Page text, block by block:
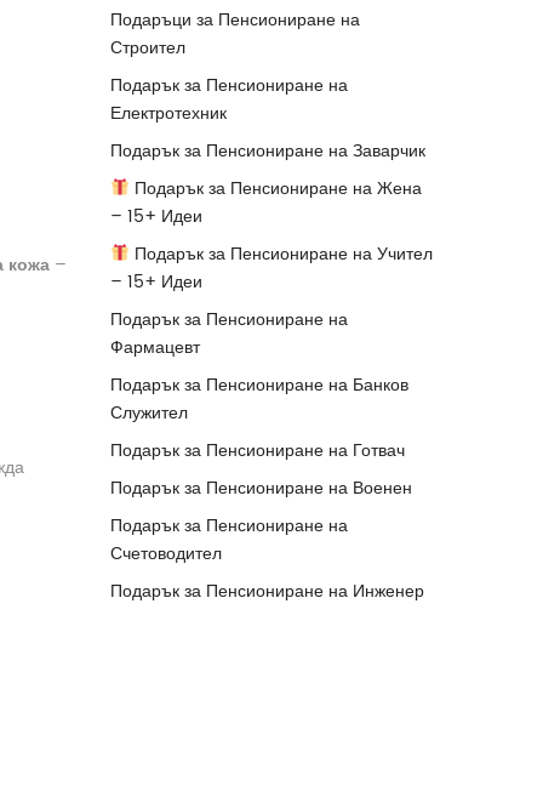
кожа –
Подаръци за Пенсиониране на
Строител
Подарък за Пенсиониране на
Електротехник
Подарък за Пенсиониране на Заварчик
Подарък за Пенсиониране на Жена
– 15+ Идеи
Подарък за Пенсиониране на Учител
– 15+ Идеи
Подарък за Пенсиониране на
Фармацевт
Подарък за Пенсиониране на Банков
Служител
Подарък за Пенсиониране на Готвач
Подарък за Пенсиониране на Военен
Подарък за Пенсиониране на
Счетоводител
Подарък за Пенсиониране на Инженер